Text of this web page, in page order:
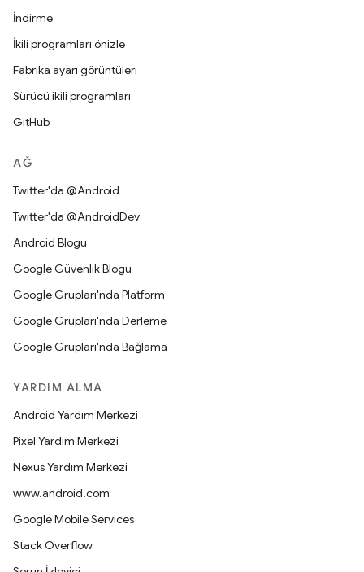
İndirme
İkili programları önizle
Fabrika ayarı görüntüleri
Sürücü ikili programları
GitHub
AĞ
Twitter'da @Android
Twitter'da @AndroidDev
Android Blogu
Google Güvenlik Blogu
Google Grupları'nda Platform
Google Grupları'nda Derleme
Google Grupları'nda Bağlama
YARDIM ALMA
Android Yardım Merkezi
Pixel Yardım Merkezi
Nexus Yardım Merkezi
www.android.com
Google Mobile Services
Stack Overflow